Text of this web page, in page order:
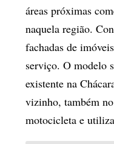
áreas próximas
naquela região.
fachadas de
serviço. O modelo
existente na
vizinho, também
motocicleta e